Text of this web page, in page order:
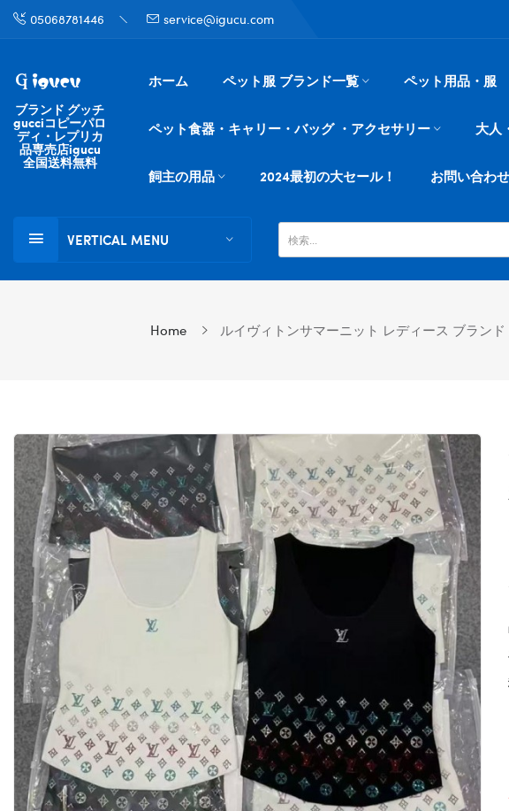
05068781446 service@igucu.com
ブランド グッチ
gucciコピーパロ
ディ・レプリカ
品専売店igucu
全国送料無料
ホーム ペット服 ブランド一覧 ペット用品・服
ペット食器・キャリー・バッグ ・アクセサリー 大人
飼主の用品 2024最初の大セール！ お問い合わせ
VERTICAL MENU
Home ルイヴィトンサマーニット レディース ブラン